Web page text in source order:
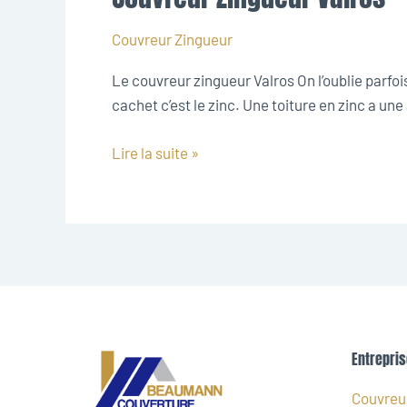
Couvreur Zingueur
Le couvreur zingueur Valros On l’oublie
cachet c’est le zinc. Une toiture en zinc a
Zingueur
Valros
Lire la suite »